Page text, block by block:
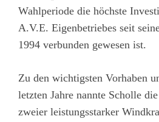
Wahlperiode die höchste
A.V.E. Eigenbetriebes seit
1994 verbunden gewesen ist.
Zu den wichtigsten Vorhaben
letzten Jahre nannte Scholle
zweier leistungsstarker